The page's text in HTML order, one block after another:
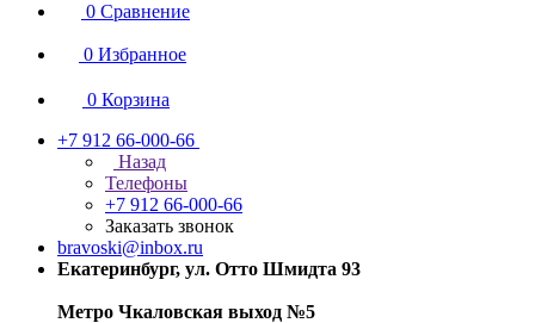
0 Сравнение
0 Избранное
0 Корзина
+7 912 66-000-66
Назад
Телефоны
+7 912 66-000-66
Заказать звонок
bravoski@inbox.ru
Екатеринбург, ул. Отто Шмидта 93
Метро Чкаловская выход №5